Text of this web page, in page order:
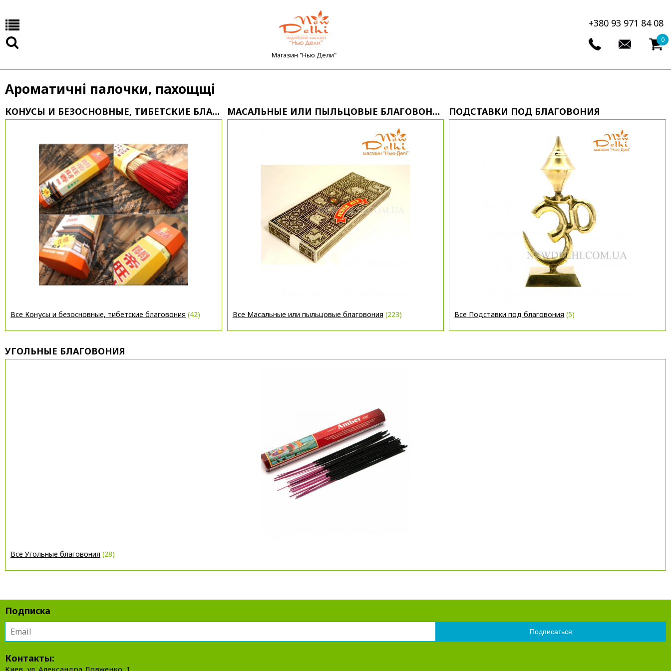
Магазин "Нью Дели"
+380 93 971 84 08
0
Ароматичні палочки, пахощщі
КОНУСЫ И БЕЗОСНОВНЫЕ, ТИБЕТСКИЕ БЛАГОВОНИЯ
Все Конусы и безосновные, тибетские благовония (42)
МАСАЛЬНЫЕ ИЛИ ПЫЛЬЦОВЫЕ БЛАГОВОНИЯ
Все Масальные или пыльцовые благовония (223)
ПОДСТАВКИ ПОД БЛАГОВОНИЯ
Все Подставки под благовония (5)
УГОЛЬНЫЕ БЛАГОВОНИЯ
Все Угольные благовония (28)
Подписка
Контакты:
Киев, ул. Александра Довженко, 1